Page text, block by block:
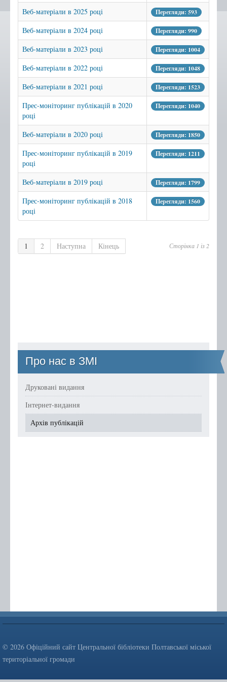
Бібліотека-філія №2
Бібліотека-філія №3
Бібліотека-філія №4
Бібліотека-філія №5
Бібліотека-філія №6
Бібліотека-філія №7
Бібліотека-філія №9
Бібліотека-філія №12
Бібліотека-філія №13
Нові надходження
Афіша
Відео
Про нас
Архів публікацій
Веб-матеріали в 2025 році Перегляди: 593
Веб-матеріали в 2024 році Перегляди: 990
Веб-матеріали в 2023 році Перегляди: 1004
Веб-матеріали в 2022 році Перегляди: 1048
Веб-матеріали в 2021 році Перегляди: 1523
Прес-моніторинг публікацій в 2020
році
Перегляди: 1040
Веб-матеріали в 2020 році Перегляди: 1850
Прес-моніторинг публікацій в 2019
році
Перегляди: 1211
Веб-матеріали в 2019 році Перегляди: 1799
Прес-моніторинг публікацій в 2018
році
Перегляди: 1560
Сторінка 1 із 2
1 2 Наступна Кінець
Про нас в ЗМІ
Друковані видання
Інтернет-видання
Архів публікацій
© 2026 Офіційний сайт Центральної бібліотеки Полтавської міської
територіальної громади